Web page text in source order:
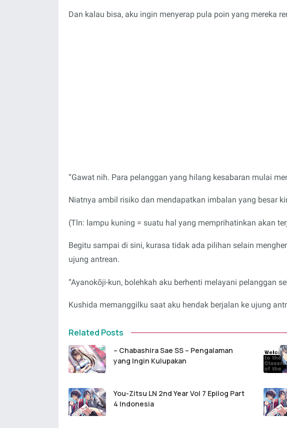
Dan kalau bisa, aku ingin menyerap pula poin yang mereka
“Gawat nih. Para pelanggan yang hilang kesabaran mulai
Niatnya ambil risiko dan mendapatkan imbalan yang besar
(Tln: lampu kuning = suatu hal yang memprihatinkan akan
Begitu sampai di sini, kurasa tidak ada pilihan selain
ujung antrean.
“Ayanokōji-kun, bolehkah aku berhenti melayani pelanggan
Kushida memanggilku saat aku hendak berjalan ke ujung
Related Posts
– Chabashira Sae SS – Pengalaman
yang Ingin Kulupakan
You-Zitsu LN 2nd Year Vol 7 Epilog Part
4 Indonesia